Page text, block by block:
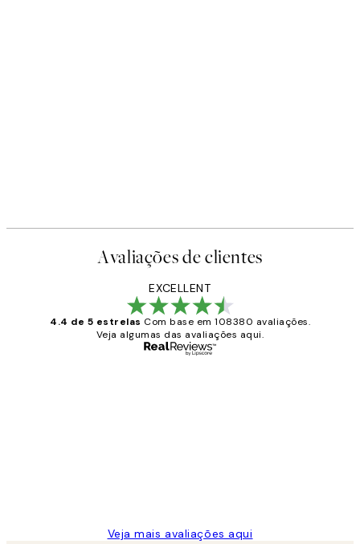
Avaliações de clientes
EXCELLENT
4.4 de 5 estrelas Com base em 108380 avaliações.
Veja algumas das avaliações aqui.
Veja mais avaliações aqui